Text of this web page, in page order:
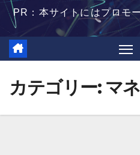
PR：本サイトにはプロモ
カテゴリー: マ